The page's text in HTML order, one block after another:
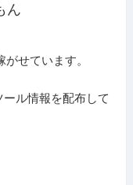
ん
がせています。
ル情報を配布して